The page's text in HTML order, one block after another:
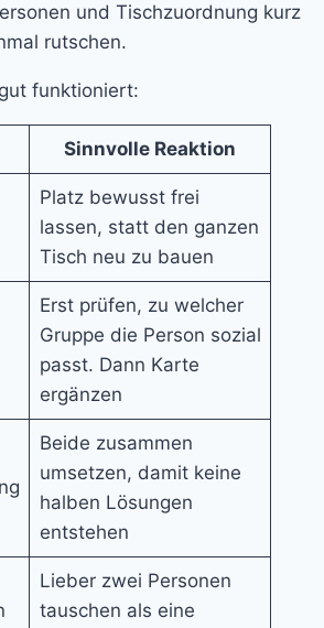
und Tischzuordnung kurz
rutschen.
funktioniert:
Sinnvolle Reaktion
Platz bewusst frei
lassen, statt den ganzen
Tisch neu zu bauen
Erst prüfen, zu welcher
Gruppe die Person sozial
passt. Dann Karte
ergänzen
Beide zusammen
umsetzen, damit keine
halben Lösungen
entstehen
Lieber zwei Personen
tauschen als eine